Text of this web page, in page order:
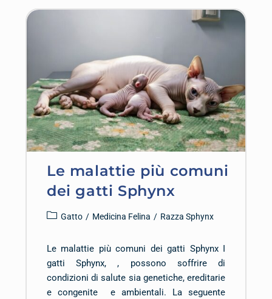
Le malattie più comuni
dei gatti Sphynx
Gatto / Medicina Felina / Razza Sphynx
Le malattie più comuni dei gatti Sphynx I
gatti Sphynx, , possono soffrire di
condizioni di salute sia genetiche, ereditarie
e congenite e ambientali. La seguente